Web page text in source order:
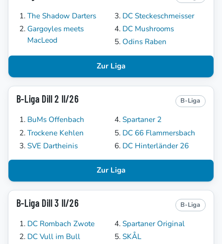
The Shadow Darters
Gargoyles meets
MacLeod
DC Steckeschmeisser
DC Mushrooms
Odins Raben
Zur Liga
B-Liga Dill 2 II/26 B-Liga
BuMs Offenbach
Trockene Kehlen
SVE Dartheinis
Spartaner 2
DC 66 Flammersbach
DC Hinterländer 26
Zur Liga
B-Liga Dill 3 II/26 B-Liga
DC Rombach Zwote
DC Vull im Bull
Spartaner Original
SKÅL